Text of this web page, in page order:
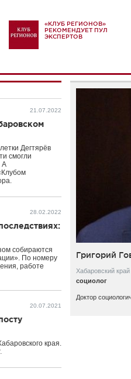
«КЛУБ РЕГИОНОВ»
РЕКОМЕНДУЕТ ПУЛ
ЭКСПЕРТОВ
21.07.2022
Дегтярёв
смогли
А
28.02.2022
собираются
По номеру
работе
20.07.2021
края.
Григорий
Хабаровский край
социолог
Доктор